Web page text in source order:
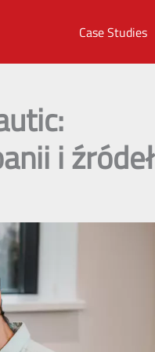
Case Studies
i źródeł